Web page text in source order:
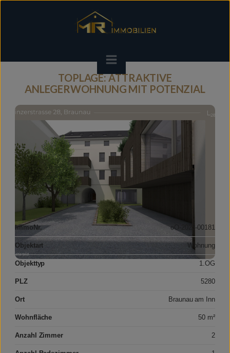
TOPLAGE: ATTRAKTIVE
ANLEGERWOHNUNG MIT POTENZIAL
ImmoNr. oO-2023-00181
Objektart Wohnung
Objekttyp 1.OG
PLZ 5280
Ort Braunau am Inn
Wohnfläche 50 m²
Anzahl Zimmer 2